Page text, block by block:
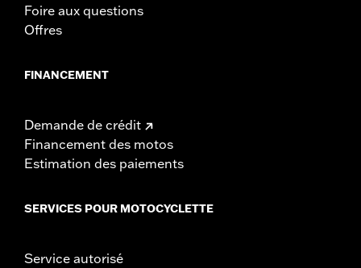
Foire aux questions
Offres
FINANCEMENT
Demande de crédit
Financement des motos
Estimation des paiements
SERVICES POUR MOTOCYCLETTE
Service autorisé